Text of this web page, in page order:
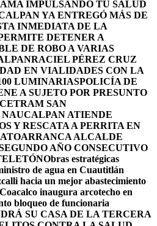
IMPULSANDO TU SALUD
YA ENTREGÓ MÁS DE
INMEDIATA DE LA
DETENER A
DE ROBO A VARIAS
RACIEL PÉREZ CRUZ
EN VIALIDADES CON LA
LUMINARIASPOLICÍA DE
A SUJETO POR PRESUNTO
SAN
NAUCALPAN ATIENDE
Y RESCATA A PERRITA EN
ARRANCA ALCALDE
AÑO CONSECUTIVO
Obras estratégicas
de agua en Cuautitlán
hacia un mejor abastecimiento
inaugura arcotecho en
bloqueo de funcionaria
SU CASA DE LA TERCERA